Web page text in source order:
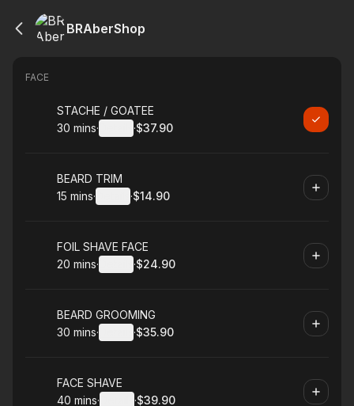
BRAberShop
FACE
Book
STACHE / GOATEE
.Duration:
30 mins· ·
.Price
$37.90
Book
BEARD TRIM
.Duration:
15 mins· ·
. Price
$14.90
Book
FOIL SHAVE FACE
.Duration:
20 mins· ·
.Price:
$24.90
Book
BEARD GROOMING
.Duration:
30 mins· ·
.Price
$35.90
Book
FACE SHAVE
40 mins· ·$39.90